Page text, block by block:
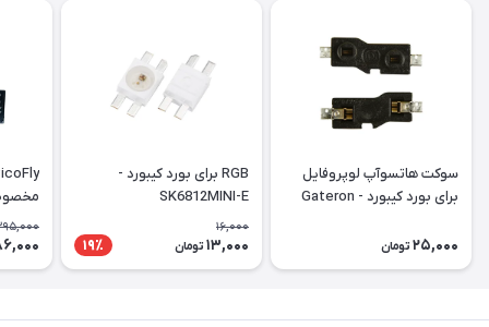
سوکت هاتسوآپ لوپروفایل
برای بورد کیبورد - Gateron
PCB Socket
25,000 تومان
RGB برای بورد کیبورد -
SK6812MINI-E
16,000
13,000 تومان 19٪
oled